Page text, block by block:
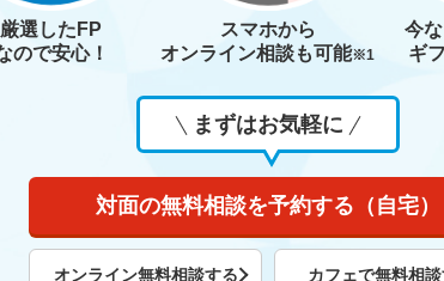
厳選したFP
ので安心！
スマホから
オンライン相談も可能※1
今
ギ
まずはお気軽に
対面の無料相談を予約する（自宅）
オンライン無料相談する カフェで無料相